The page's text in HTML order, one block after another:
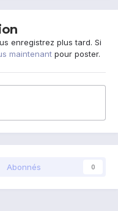
enregistrez plus tard. Si
maintenant pour poster.
Abonnés 0